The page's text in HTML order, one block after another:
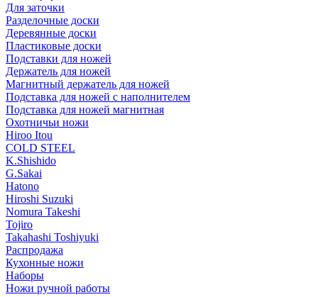
Для заточки
Разделочные доски
Деревянные доски
Пластиковые доски
Подставки для ножей
Держатель для ножей
Магнитный держатель для ножей
Подставка для ножей с наполнителем
Подставка для ножей магнитная
Охотничьи ножи
Hiroo Itou
COLD STEEL
K.Shishido
G.Sakai
Hatono
Hiroshi Suzuki
Nomura Takeshi
Tojiro
Takahashi Toshiyuki
Распродажа
Кухонные ножи
Наборы
Ножи ручной работы